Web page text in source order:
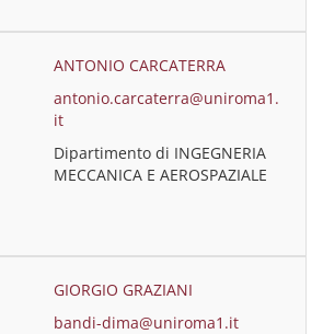
ANTONIO CARCATERRA
antonio.carcaterra@uniroma1.
it
Dipartimento di INGEGNERIA
MECCANICA E AEROSPAZIALE
GIORGIO GRAZIANI
bandi-dima@uniroma1.it